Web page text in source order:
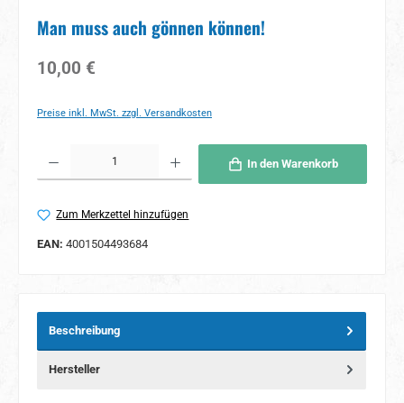
Man muss auch gönnen können!
Regulärer Preis:
10,00 €
Preise inkl. MwSt. zzgl. Versandkosten
In den Warenkorb
Zum Merkzettel hinzufügen
EAN: 4001504493684
Beschreibung
Hersteller